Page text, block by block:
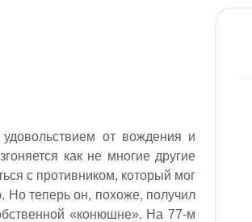
от вождения и
как не многие другие
с противником, который мог
Но теперь он, похоже, получил
«конюшне». На 77-м